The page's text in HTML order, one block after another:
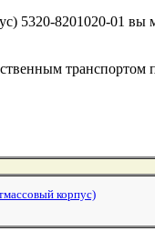
5320-8201020-01
корпус)